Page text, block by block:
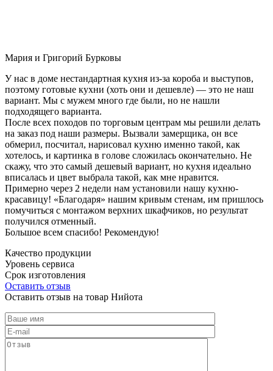
Мария и Григорий Бурковы
У нас в доме нестандартная кухня из-за короба и выступов,
поэтому готовые кухни (хоть они и дешевле) — это не наш
вариант. Мы с мужем много где были, но не нашли
подходящего варианта.
После всех походов по торговым центрам мы решили делать
на заказ под наши размеры. Вызвали замерщика, он все
обмерил, посчитал, нарисовал кухню именно такой, как
хотелось, и картинка в голове сложилась окончательно. Не
скажу, что это самый дешевый вариант, но кухня идеально
вписалась и цвет выбрала такой, как мне нравится.
Примерно через 2 недели нам установили нашу кухню-
красавицу! «Благодаря» нашим кривым стенам, им пришлось
помучиться с монтажом верхних шкафчиков, но результат
получился отменный.
Большое всем спасибо! Рекомендую!
Качество продукции
Уровень сервиса
Срок изготовления
Оставить отзыв
Оставить отзыв на товар Нийота